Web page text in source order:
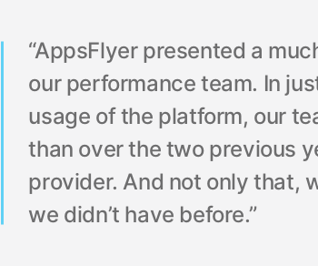
“AppsFlyer presented a
our performance team. In
usage of the platform, our
than over the two previous
provider. And not only that,
we didn’t have before.”